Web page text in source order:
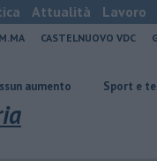
Attualità Lavoro
CASTELNUOVO VDC
Sport e tempo libero,